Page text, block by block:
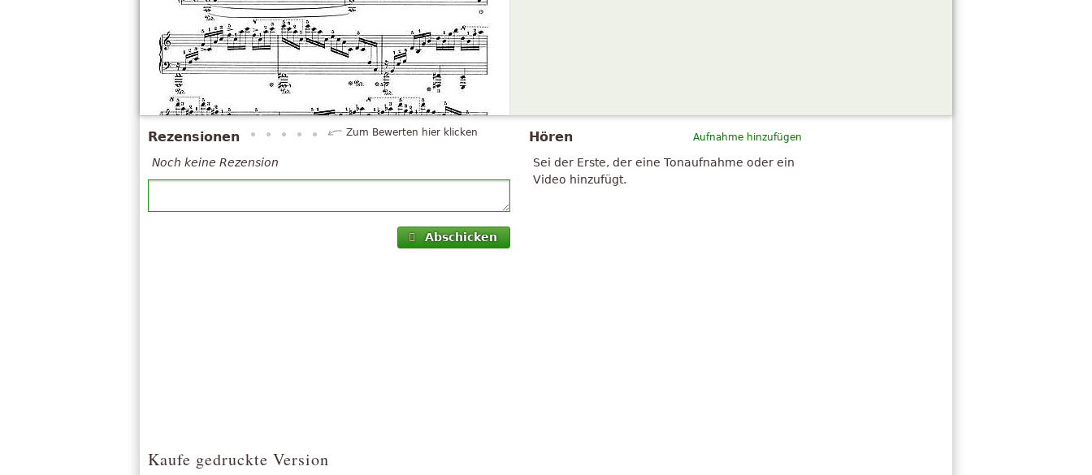
Aufnahme hinzufügen
Hören
Sei der Erste, der eine Tonaufnahme oder ein
Video hinzufügt.
Rezensionen Zum Bewerten hier klicken
Noch keine Rezension
Abschicken
Kaufe gedruckte Version